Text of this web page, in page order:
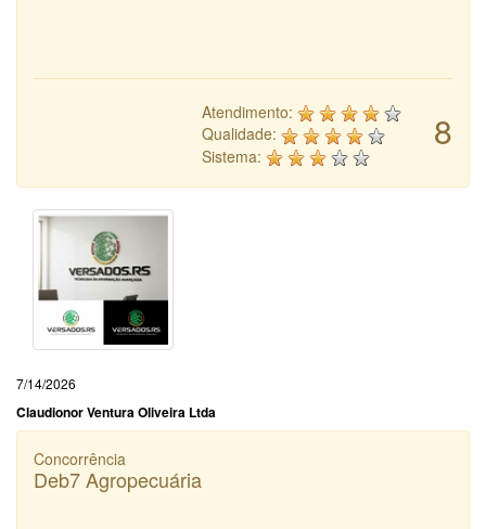
8
Atendimento:
Qualidade:
Sistema:
7/14/2026
Claudionor Ventura Oliveira Ltda
Concorrência
Deb7 Agropecuária